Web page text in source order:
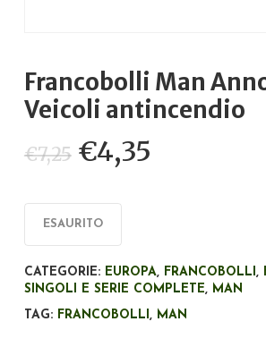
Francobolli Man
Veicoli antincendio
€7,25 Il
prezzo
originale
era:
€7,25.
€4,35
€4,35.
ESAURITO
CATEGORIE: EUROPA, FRANCOBOLLI,
SINGOLI E SERIE COMPLETE, MAN
TAG: FRANCOBOLLI, MAN